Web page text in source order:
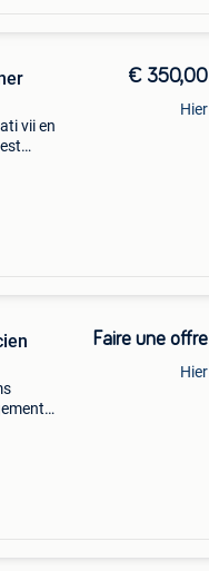
vii en
€ 350,00
Hier
Faire une offre
Hier